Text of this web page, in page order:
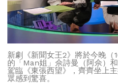
新劇《新聞女王2》將於今晚（
的「Man姐」佘詩曼（阿佘）
駕臨《東張西望》，齊齊坐上
眾感到驚喜。